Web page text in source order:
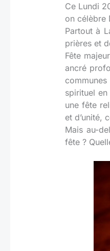
Ce Lundi
on célèbre
Partout à
prières et
Fête
ancré
spirituel
une fête
et d’unité,
Mais au-
fête ?